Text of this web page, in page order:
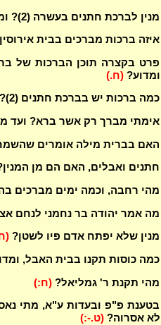
מנין לברכת חתנים בעשרה (2)? ומה כל מ"ד דורש מהפסוק של המ"ד השני?
איזה ברכות מברכים בבית
פרט בקצרה תוכן הברכות של
ומדוע? (ח.)
כמה ברכות יש בברכת חתנים (2)? ובמה נחלקו?
אימתי מברך רק אשר ברא? ועד
האם בברית מילה אומרים
חתנים ואבלים, האם הם מן
מהי רחבה, וכמה ימים מברכים
מה אמר יהודה בר נחמני לנחם
מנין שלא יפתח אדם פיו לשטן?
כמה כוסות תקנו בבית האבל,
מהי תקנת ר' גמליאל?(ח:)
בטענת פ"פ ובעדות ע"א, מתי
לא אסרוה? (ט.-:)